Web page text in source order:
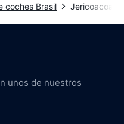
coches Brasil Jericoacoara
unos de nuestros